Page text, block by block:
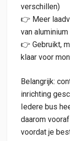
verschillen)
👉 Meer
van aluminium
👉 Gebruikt,
klaar voor
Belangrijk:
inrichting
Iedere bus
daarom
voordat je